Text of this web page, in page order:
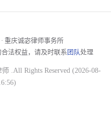
重庆诚宓律师事务所
法权益，请及时联系 团队 处理
.All Rights Reserved (2026-08-